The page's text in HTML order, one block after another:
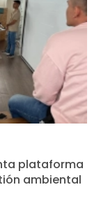
plataforma
ambiental